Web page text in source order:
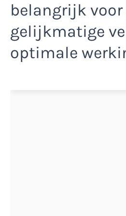
belangrijk voor
gelijkmatige
optimale